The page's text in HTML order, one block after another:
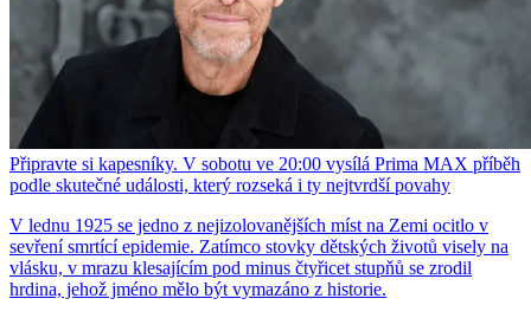
Připravte si kapesníky. V sobotu ve 20:00 vysílá Prima MAX příběh
podle skutečné události, který rozseká i ty nejtvrdší povahy
V lednu 1925 se jedno z nejizolovanějších míst na Zemi ocitlo v
sevření smrtící epidemie. Zatímco stovky dětských životů visely na
vlásku, v mrazu klesajícím pod minus čtyřicet stupňů se zrodil
hrdina, jehož jméno mělo být vymazáno z historie.